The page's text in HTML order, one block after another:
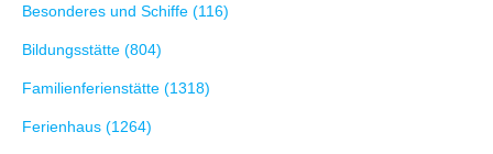
Besonderes und Schiffe (116)
Bildungsstätte (804)
Familienferienstätte (1318)
Ferienhaus (1264)